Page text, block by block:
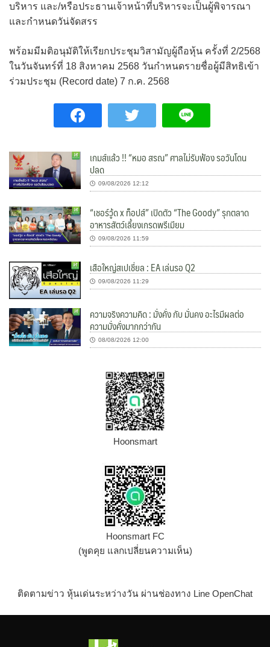
บริหาร และ/หรือประธานเจ้าหน้าที่บริหารจะเป็นผู้พิจารณา
และกำหนดวัน่จัดสรร
พร้อมมีมติอนุมัติให้เรียกประชุมวิสามัญผู้ถือหุ้น ครั้งที่ 2/2568
ในวันจันทร์ที่ 18 สิงหาคม 2568 วันกำหนดรายชื่อผู้มีสิทธิเข้า
ร่วมประชุม (Record date) 7 ก.ค. 2568
เกมส์แล้ว !! “หมอ สรณ” ศาลไม่รับฟ้อง รอวันโดน
ปลด
09/08/2026 12:12
“เชอร์วู้ด x ท็อปส์” เปิดตัว “The Goody” รุกตลาด
อาหารสัตว์เลี้ยงเกรดพรีเมียม
09/08/2026 11:59
เสือใหญ่สเปเชี่ยล : EA เล่นรอ Q2
09/08/2026 11:29
ความจริงความคิด : มั่งคั่ง กับ มั่นคง อะไรมีผลต่อ
ความมั่งคั่งมากกว่ากัน
08/08/2026 12:00
Hoonsmart
Hoonsmart FC
(พูดคุย แลกเปลี่ยนความเห็น)
ติดตามข่าว หุ้นเด่นระหว่างวัน ผ่านช่องทาง Line OpenChat